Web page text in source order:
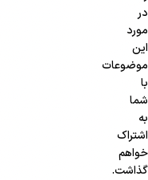
در
مورد
این
موضوعات
با
شما
به
اشتراک
خواهم
گذاشت.